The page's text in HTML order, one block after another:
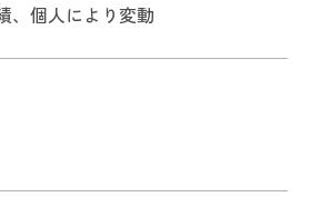
、個人により変動